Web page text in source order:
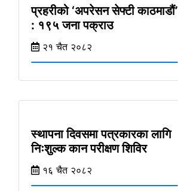
प्रहरीको ‘अपरेसन सेफ्टी काठमाडौं’
: १९५ जना पक्राउ
२१ चैत २०८२
स्थापना दिवसमा पत्रकारका लागि
निःशुल्क कान परीक्षण शिविर
१६ चैत २०८२